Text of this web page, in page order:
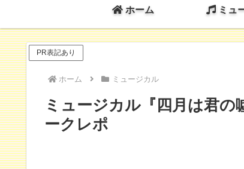
ホーム ミュ
PR表記あり
ホーム ミュージカル
ミュージカル『四月は君の
ークレポ